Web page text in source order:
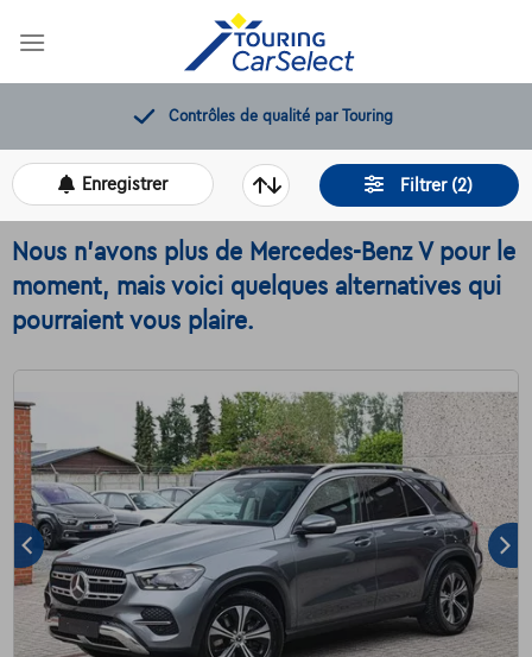
12 mois de dépannage offerts
Filtrer (2)
Enregistrer
Nous n'avons plus de Mercedes-Benz V pour le
moment, mais voici quelques alternatives qui
pourraient vous plaire.